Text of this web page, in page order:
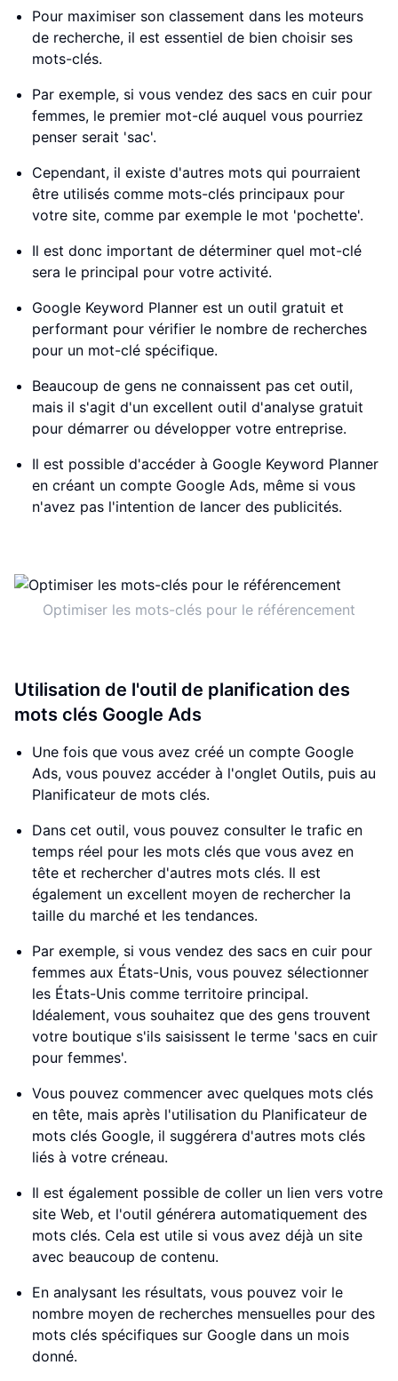
Pour maximiser son classement dans les moteurs
de recherche, il est essentiel de bien choisir ses
mots-clés.
Par exemple, si vous vendez des sacs en cuir pour
femmes, le premier mot-clé auquel vous pourriez
penser serait 'sac'.
Cependant, il existe d'autres mots qui pourraient
être utilisés comme mots-clés principaux pour
votre site, comme par exemple le mot 'pochette'.
Il est donc important de déterminer quel mot-clé
sera le principal pour votre activité.
Google Keyword Planner est un outil gratuit et
performant pour vérifier le nombre de recherches
pour un mot-clé spécifique.
Beaucoup de gens ne connaissent pas cet outil,
mais il s'agit d'un excellent outil d'analyse gratuit
pour démarrer ou développer votre entreprise.
Il est possible d'accéder à Google Keyword Planner
en créant un compte Google Ads, même si vous
n'avez pas l'intention de lancer des publicités.
Optimiser les mots-clés pour le référencement
Utilisation de l'outil de planification des
mots clés Google Ads
Une fois que vous avez créé un compte Google
Ads, vous pouvez accéder à l'onglet Outils, puis au
Planificateur de mots clés.
Dans cet outil, vous pouvez consulter le trafic en
temps réel pour les mots clés que vous avez en
tête et rechercher d'autres mots clés. Il est
également un excellent moyen de rechercher la
taille du marché et les tendances.
Par exemple, si vous vendez des sacs en cuir pour
femmes aux États-Unis, vous pouvez sélectionner
les États-Unis comme territoire principal.
Idéalement, vous souhaitez que des gens trouvent
votre boutique s'ils saisissent le terme 'sacs en cuir
pour femmes'.
Vous pouvez commencer avec quelques mots clés
en tête, mais après l'utilisation du Planificateur de
mots clés Google, il suggérera d'autres mots clés
liés à votre créneau.
Il est également possible de coller un lien vers votre
site Web, et l'outil générera automatiquement des
mots clés. Cela est utile si vous avez déjà un site
avec beaucoup de contenu.
En analysant les résultats, vous pouvez voir le
nombre moyen de recherches mensuelles pour des
mots clés spécifiques sur Google dans un mois
donné.